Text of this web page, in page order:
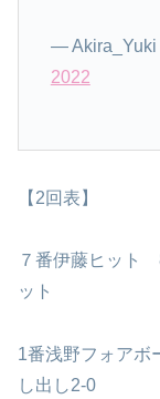
— Akira_Yuki
2022
【2回表】
７番伊藤ヒット
ット
1番浅野フォア
し出し2-0